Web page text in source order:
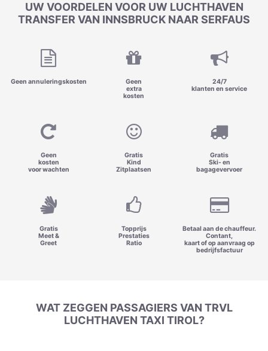
UW VOORDELEN VOOR UW LUCHTHAVEN
TRANSFER VAN INNSBRUCK NAAR SERFAUS
Geen annuleringskosten
Geen
extra
kosten
24/7
klanten en service
Geen
kosten
voor wachten
Gratis
Kind
Zitplaatsen
Gratis
Ski- en
bagagevervoer
Gratis
Meet &
Greet
Topprijs
Prestaties
Ratio
Betaal aan de chauffeur.
Contant,
kaart of op aanvraag op
bedrijfsfactuur
WAT ZEGGEN PASSAGIERS VAN TRVL
LUCHTHAVEN TAXI TIROL?